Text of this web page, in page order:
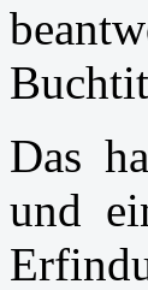
Das
und